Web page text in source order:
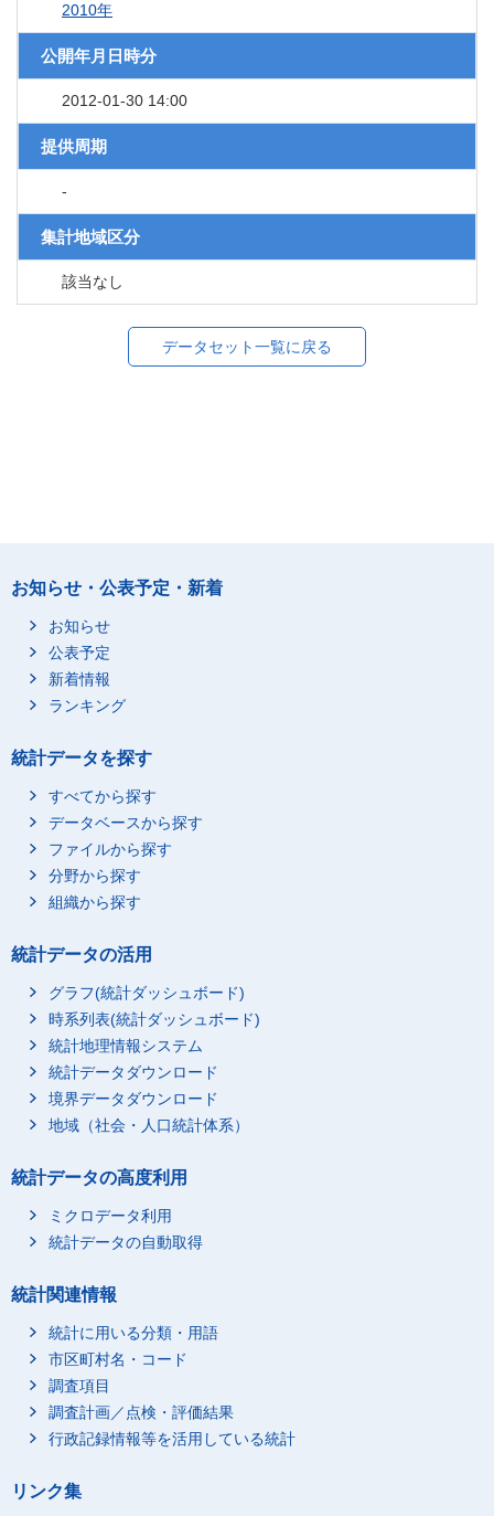
2010年
公開年月日時分
2012-01-30 14:00
提供周期
-
集計地域区分
該当なし
データセット一覧に戻る
お知らせ・公表予定・新着
お知らせ
公表予定
新着情報
ランキング
統計データを探す
すべてから探す
データベースから探す
ファイルから探す
分野から探す
組織から探す
統計データの活用
グラフ(統計ダッシュボード)
時系列表(統計ダッシュボード)
統計地理情報システム
統計データダウンロード
境界データダウンロード
地域（社会・人口統計体系）
統計データの高度利用
ミクロデータ利用
統計データの自動取得
統計関連情報
統計に用いる分類・用語
市区町村名・コード
調査項目
調査計画／点検・評価結果
行政記録情報等を活用している統計
リンク集